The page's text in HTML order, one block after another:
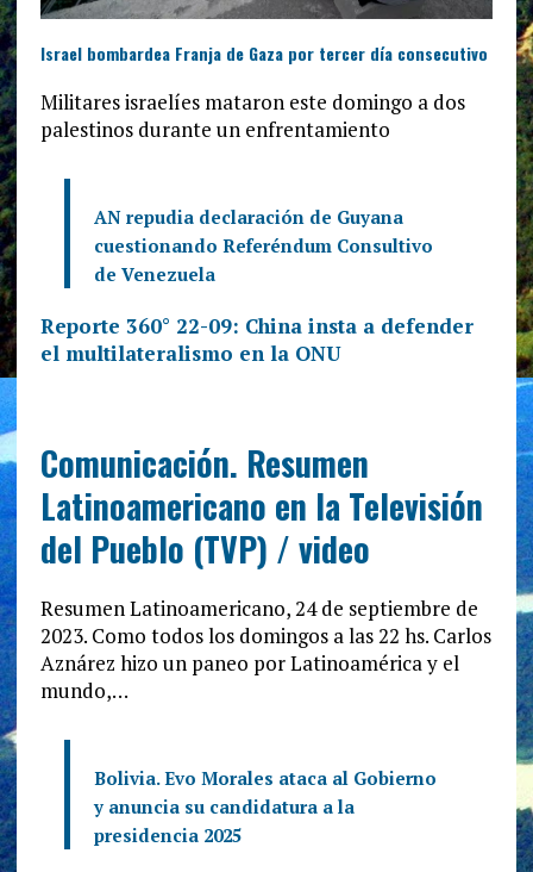
Israel bombardea Franja de Gaza por tercer día consecutivo
Militares israelíes mataron este domingo a dos
palestinos durante un enfrentamiento
AN repudia declaración de Guyana
cuestionando Referéndum Consultivo
de Venezuela
Reporte 360° 22-09: China insta a defender
el multilateralismo en la ONU
Comunicación. Resumen
Latinoamericano en la Televisión
del Pueblo (TVP) / video
Resumen Latinoamericano, 24 de septiembre de
2023. Como todos los domingos a las 22 hs. Carlos
Aznárez hizo un paneo por Latinoamérica y el
mundo,…
Bolivia. Evo Morales ataca al Gobierno
y anuncia su candidatura a la
presidencia 2025